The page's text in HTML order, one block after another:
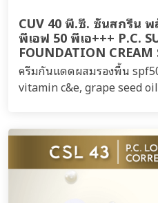
CUV 40 พี.ซี. ซันสกรีน
พีเอฟ 50 พีเอ+++ P.C.
FOUNDATION CREAM
ครีมกันแดดผสมรองพื้น
vitamin c&e, grape seed